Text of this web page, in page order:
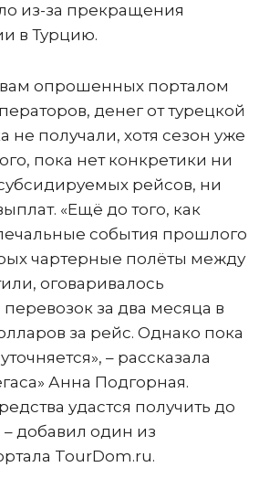
из-за прекращения
в Турцию.
опрошенных порталом
денег от турецкой
не получали, хотя сезон уже
пока нет конкретики ни
рейсов, ни
«Ещё до того, как
события прошлого
чартерные полёты между
оговаривалось
за два месяца в
за рейс. Однако пока
– рассказала
Анна Подгорная.
удастся получить до
– добавил один из
TourDom.ru.